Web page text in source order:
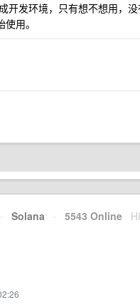
开发环境，只有想不想用，
用。
· Solana · 5543 Online